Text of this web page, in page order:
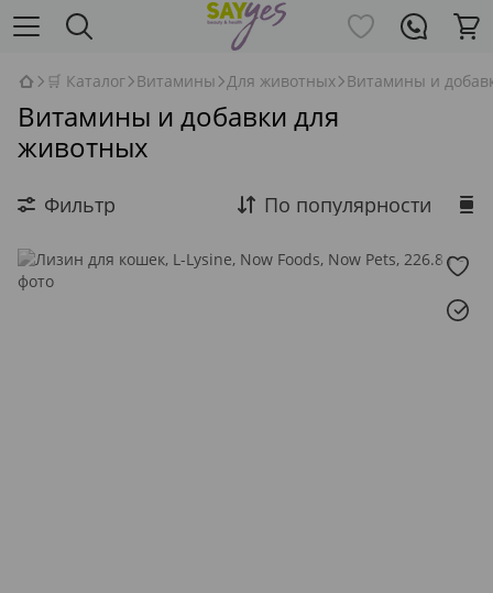
🛒 Каталог Витамины Для животных Витамины и
Витамины и добавки для
животных
Фильтр По популярности